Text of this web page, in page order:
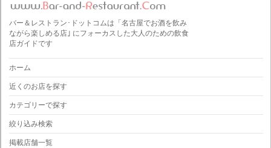
バー＆レストラン･ドットコムは「名古屋でお酒を飲み
ながら楽しめる店｣ にフォーカスした大人のための飲食
店ガイドです
ホーム
近くのお店を探す
カテゴリーで探す
絞り込み検索
掲載店舗一覧